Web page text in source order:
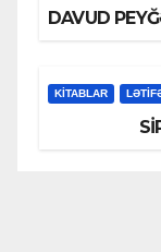
DAVUD
KİTABLAR